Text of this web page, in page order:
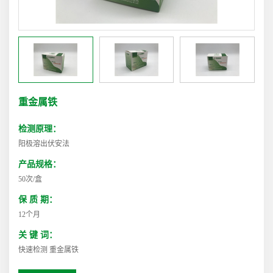
重金属铁
检测原理：
阳极溶出伏安法
产品规格：
50次/盒
保 质 期：
12个月
关 键 词：
快速检测 重金属铁